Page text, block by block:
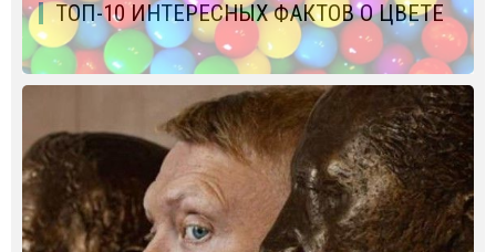
ТОП-10 ИНТЕРЕСНЫХ ФАКТОВ О ЦВЕТЕ